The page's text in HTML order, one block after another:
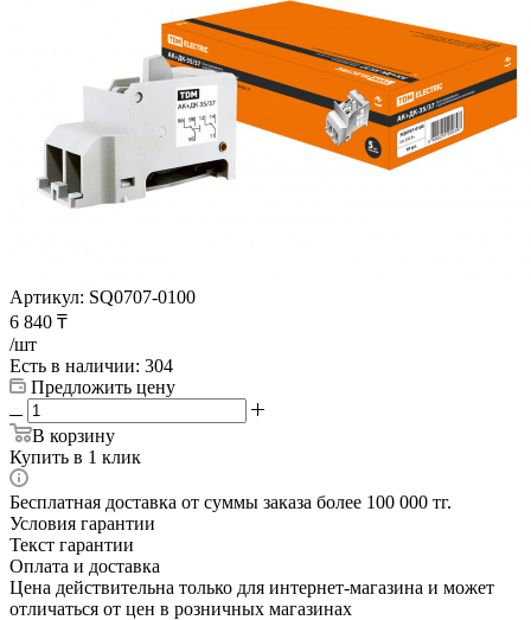
Артикул: SQ0707-0100
6 840 ₸
/шт
Есть в наличии: 304
Предложить цену
В корзину
Купить в 1 клик
Бесплатная доставка от суммы заказа более 100 000 тг.
Условия гарантии
Текст гарантии
Оплата и доставка
Цена действительна только для интернет-магазина и может
отличаться от цен в розничных магазинах